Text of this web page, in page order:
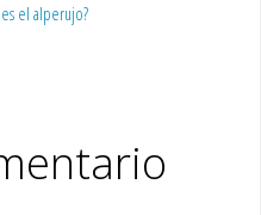
el alperujo?